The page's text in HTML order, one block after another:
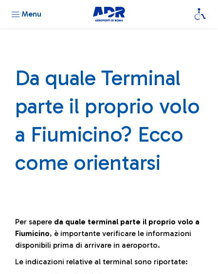
Menu
Da quale Terminal
parte il proprio volo
a Fiumicino? Ecco
come orientarsi
Per sapere da quale terminal parte il proprio volo a
Fiumicino, è importante verificare le informazioni
disponibili prima di arrivare in aeroporto.
Le indicazioni relative al terminal sono riportate: